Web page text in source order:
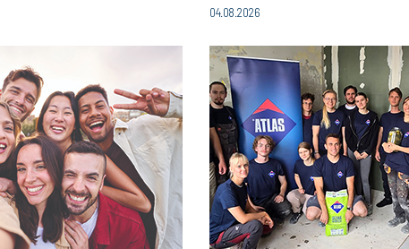
04.08.2026